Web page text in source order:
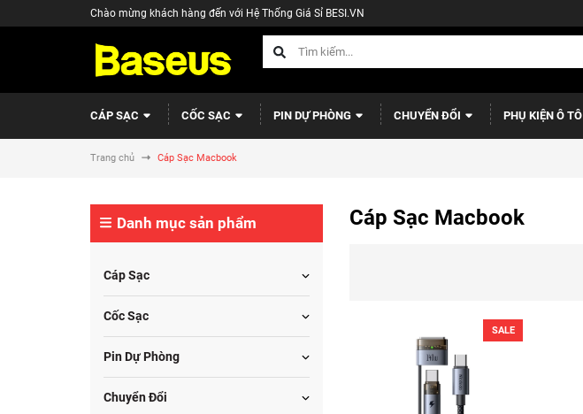
Chào mừng khách hàng đến với Hệ Thống Giá Sỉ BESI.VN
CÁP SẠC CỐC SẠC PIN DỰ PHÒNG CHUYỂN ĐỔI PHỤ KIỆN Ô TÔ
Trang chủ Cáp Sạc Macbook
Danh mục sản phẩm
Cáp Sạc
Cốc Sạc
Pin Dự Phòng
Chuyển Đổi
Cáp Sạc Macbook
SALE